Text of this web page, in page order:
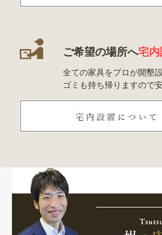
ご希望の場所へ宅内
全ての家具をプロが開墾設
ゴミも持ち帰りますので